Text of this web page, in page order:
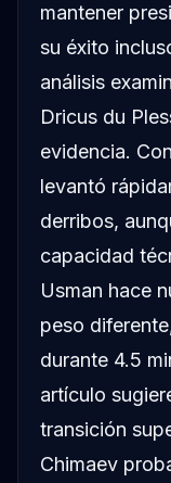
mantener
su éxito
análisis
Dricus du
evidencia.
levantó
derribos,
capacidad
Usman hace
peso
durante 4.5
artículo
transición
Chimaev